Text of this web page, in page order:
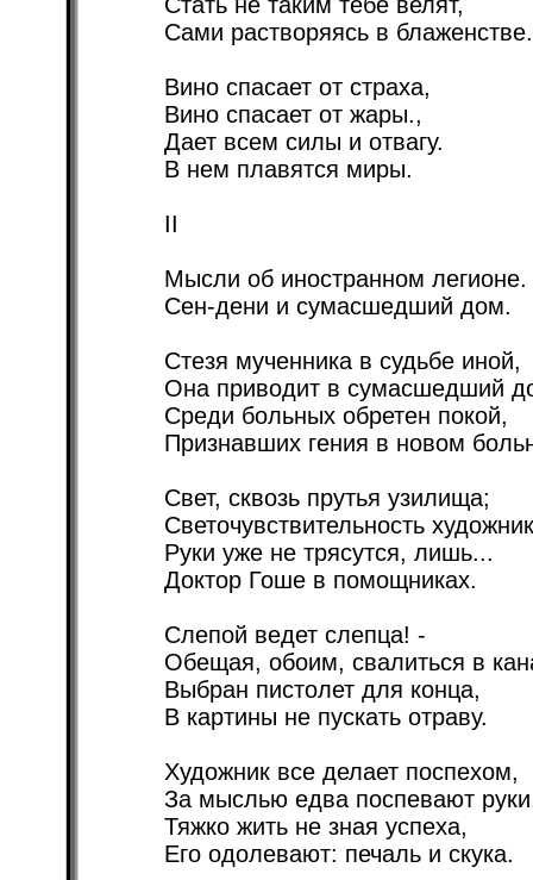
Сами растворяясь в блаженстве.
Вино спасает от страха,
Вино спасает от жары.,
Дает всем силы и отвагу.
В нем плавятся миры.
II
Мысли об иностранном легионе.
Сен-дени и сумасшедший дом.
Стезя мученника в судьбе иной,
Она приводит в сумасшедший
Среди больных обретен покой,
Признавших гения в новом
Свет, сквозь прутья узилища;
Светочувствительность
Руки уже не трясутся, лишь...
Доктор Гоше в помощниках.
Слепой ведет слепца! -
Обещая, обоим, свалиться в
Выбран пистолет для конца,
В картины не пускать отраву.
Художник все делает поспехом,
За мыслью едва поспевают
Тяжко жить не зная успеха,
Его одолевают: печаль и скука.